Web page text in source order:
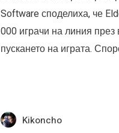
Software споделиха, че
000 играчи на линия през
пускането на играта.
Kikoncho